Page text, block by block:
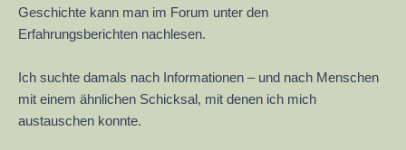
Geschichte kann man im Forum unter den
Erfahrungsberichten nachlesen.
Ich suchte damals nach Informationen – und nach Menschen
mit einem ähnlichen Schicksal, mit denen ich mich
austauschen konnte.